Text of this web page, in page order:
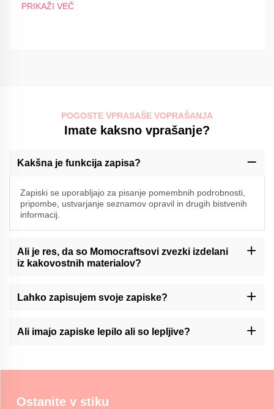
PRIKAŽI VEČ
POGOSTE VPRASAŠE VOPRAŠANJA
Imate kaksno vprašanje?
Kakšna je funkcija zapisa?
Zapiski se uporabljajo za pisanje pomembnih podrobnosti,
pripombe, ustvarjanje seznamov opravil in drugih bistvenih
informacij.
Ali je res, da so Momocraftsovi zvezki izdelani
iz kakovostnih materialov?
vrhunskih materialov.
Lahko zapisujem svoje zapiske?
kontaktirajte nas prek naše stranke za več informacij.
Ali imajo zapiske lepilo ali so lepljive?
Ostanite v stiku